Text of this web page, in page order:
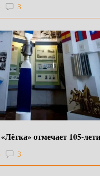
3
отмечает 105-
3